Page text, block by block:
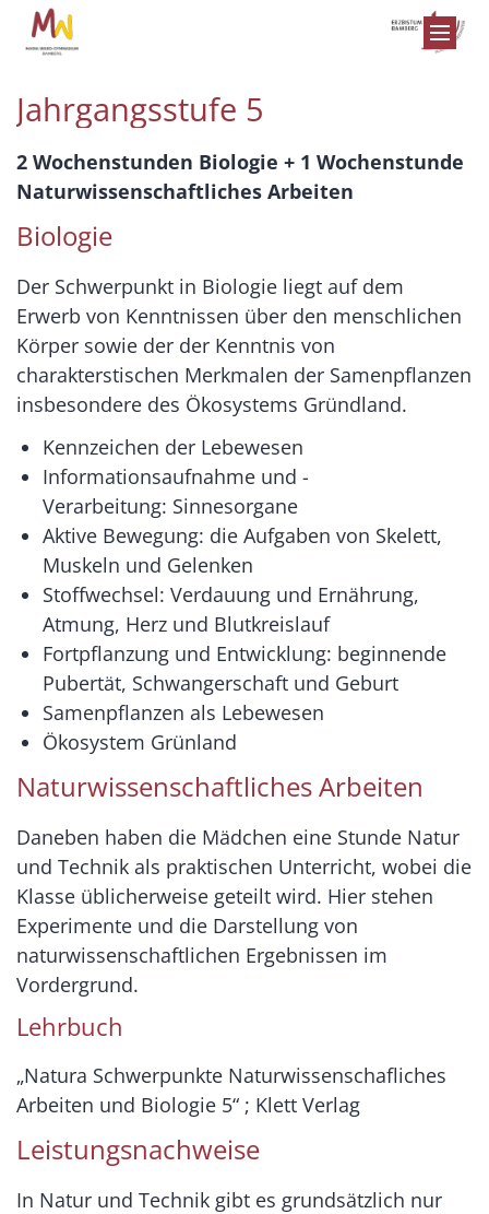
Zum Inhalt springen
Jahrgangsstufe 5
2 Wochenstunden Biologie + 1 Wochenstunde
Naturwissenschaftliches Arbeiten
Biologie
Der Schwerpunkt in Biologie liegt auf dem
Erwerb von Kenntnissen über den menschlichen
Körper sowie der der Kenntnis von
charakterstischen Merkmalen der Samenpflanzen
insbesondere des Ökosystems Gründland.
Kennzeichen der Lebewesen
Informationsaufnahme und -
Verarbeitung: Sinnesorgane
Aktive Bewegung: die Aufgaben von Skelett,
Muskeln und Gelenken
Stoffwechsel: Verdauung und Ernährung,
Atmung, Herz und Blutkreislauf
Fortpflanzung und Entwicklung: beginnende
Pubertät, Schwangerschaft und Geburt
Samenpflanzen als Lebewesen
Ökosystem Grünland
Naturwissenschaftliches Arbeiten
Daneben haben die Mädchen eine Stunde Natur
und Technik als praktischen Unterricht, wobei die
Klasse üblicherweise geteilt wird. Hier stehen
Experimente und die Darstellung von
naturwissenschaftlichen Ergebnissen im
Vordergrund.
Lehrbuch
„Natura Schwerpunkte Naturwissenschafliches
Arbeiten und Biologie 5“ ; Klett Verlag
Leistungsnachweise
In Natur und Technik gibt es grundsätzlich nur